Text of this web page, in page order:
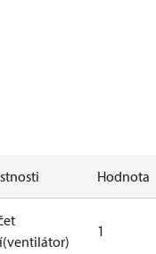
Hodnota
1